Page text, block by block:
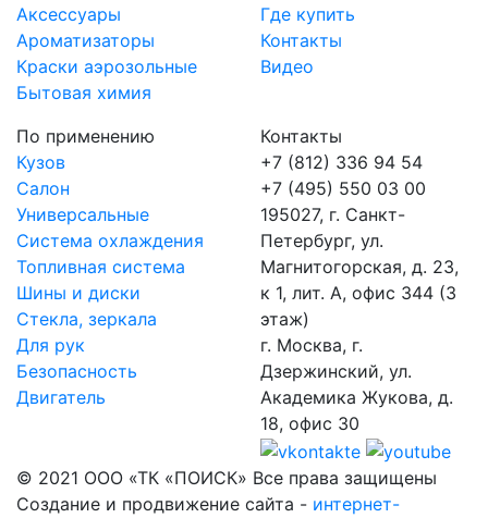
Аксессуары
Ароматизаторы
Краски аэрозольные
Бытовая химия
Где купить
Контакты
Видео
По применению
Кузов
Салон
Универсальные
Система охлаждения
Топливная система
Шины и диски
Стекла, зеркала
Для рук
Безопасность
Двигатель
Контакты
+7 (812) 336 94 54
+7 (495) 550 03 00
195027, г. Санкт-
Петербург, ул.
Магнитогорская, д. 23,
к 1, лит. А, офис 344 (3
этаж)
г. Москва, г.
Дзержинский, ул.
Академика Жукова, д.
18, офис 30
© 2021 ООО «ТК «ПОИСК» Все права защищены
Создание и продвижение сайта - интернет-